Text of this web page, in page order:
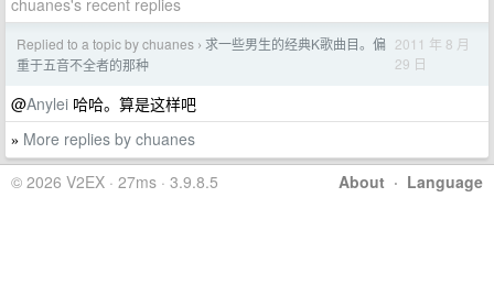
Replied to a topic by chuanes › 求一些男生的经典K歌曲目。偏
重于五音不全者的那种
2011 年 8 月
29 日
@Anylei 哈哈。算是这样吧
» More replies by chuanes
About · Language
© 2026 V2EX · 27ms · 3.9.8.5